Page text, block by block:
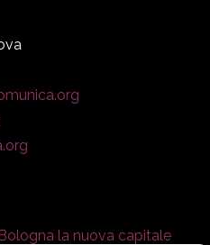
la nuova capitale